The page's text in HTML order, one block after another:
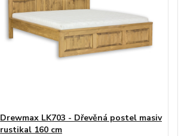
Drewmax LK703 - Dřevěná postel masiv
rustikal 160 cm